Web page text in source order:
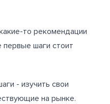
то рекомендации
шаги стоит
- изучить свои
на рынке.